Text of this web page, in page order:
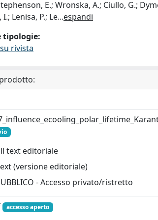
E.; Wronska, A.; Ciullo, G.;
Lenisa, P.; Le...espandi
tipologie:
rivista
text editoriale
(versione editoriale)
- Accesso privato/ristretto
accesso aperto